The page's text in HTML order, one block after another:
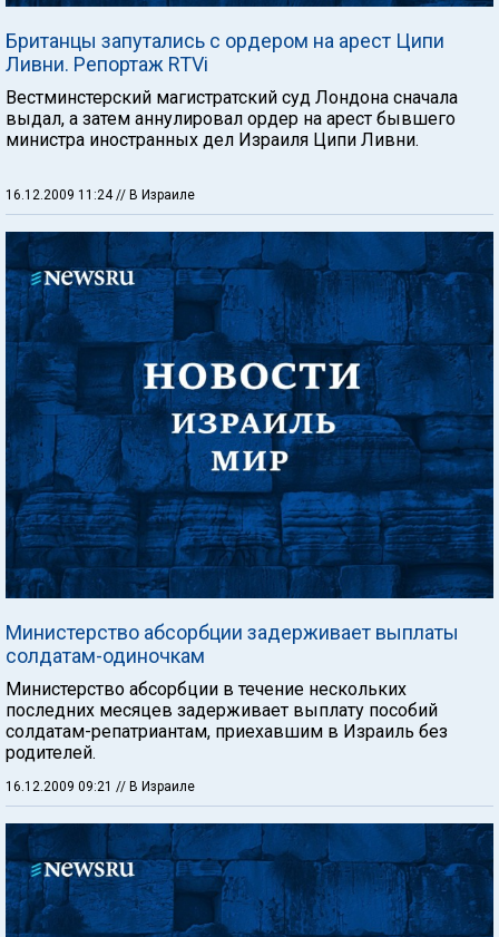
Британцы запутались с ордером на арест Ципи
Ливни. Репортаж RTVi
Вестминстерский магистратский суд Лондона сначала
выдал, а затем аннулировал ордер на арест бывшего
министра иностранных дел Израиля Ципи Ливни.
16.12.2009 11:24// В Израиле
Министерство абсорбции задерживает выплаты
солдатам-одиночкам
Министерство абсорбции в течение нескольких
последних месяцев задерживает выплату пособий
солдатам-репатриантам, приехавшим в Израиль без
родителей.
16.12.2009 09:21 // В Израиле